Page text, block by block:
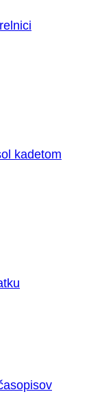
kadetom